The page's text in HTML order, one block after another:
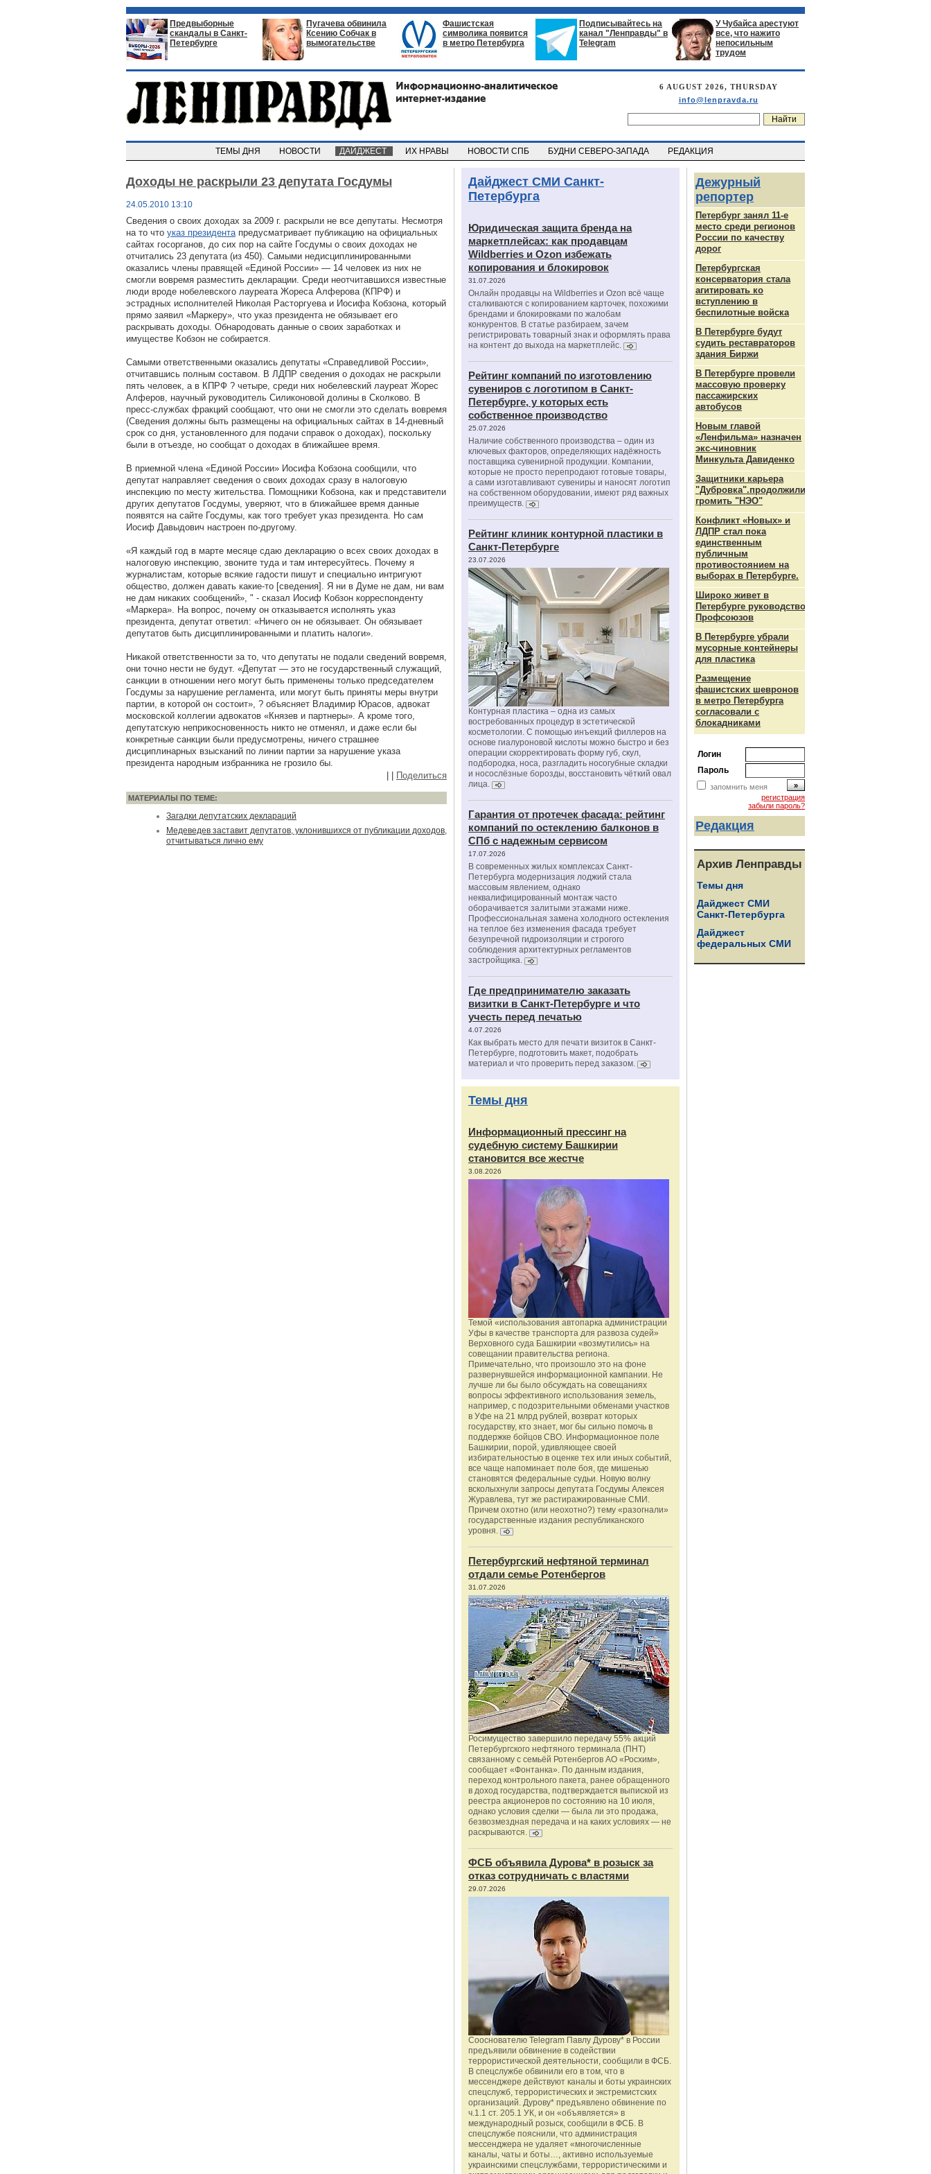
Предвыборные
скандалы в Санкт-
Петербурге
Пугачева обвинила
Ксению Собчак в
вымогательстве
Фашистская
символика появится
в метро Петербурга
Подписывайтесь на
канал "Ленправды" в
Telegram
У Чубайса арестуют
все, что нажито
непосильным
трудом
6 AUGUST 2026, THURSDAY
info@lenpravda.ru
ТЕМЫ ДНЯ НОВОСТИ ДАЙДЖЕСТ ИХ НРАВЫ НОВОСТИ СПБ БУДНИ СЕВЕРО-ЗАПАДА РЕДАКЦИЯ
Доходы не раскрыли 23 депутата Госдумы
24.05.2010 13:10
Сведения о своих доходах за 2009 г. раскрыли не все депутаты. Несмотря
на то что указ президентапредусматривает публикацию на официальных
сайтах госорганов, до сих пор на сайте Госдумы о своих доходах не
отчитались 23 депутата (из 450). Самыми недисциплинированными
оказались члены правящей «Единой России» — 14 человек из них не
смогли вовремя разместить декларации. Среди неотчитавшихся известные
люди вроде нобелевского лауреата Жореса Алферова (КПРФ) и
эстрадных исполнителей Николая Расторгуева и Иосифа Кобзона, который
прямо заявил «Маркеру», что указ президента не обязывает его
раскрывать доходы. Обнародовать данные о своих заработках и
имуществе Кобзон не собирается.
Самыми ответственными оказались депутаты «Справедливой России»,
отчитавшись полным составом. В ЛДПР сведения о доходах не раскрыли
пять человек, а в КПРФ ? четыре, среди них нобелевский лауреат Жорес
Алферов, научный руководитель Силиконовой долины в Сколково. В
пресс-службах фракций сообщают, что они не смогли это сделать вовремя
(Сведения должны быть размещены на официальных сайтах в 14-дневный
срок со дня, установленного для подачи справок о доходах), поскольку
были в отъезде, но сообщат о доходах в ближайшее время.
В приемной члена «Единой России» Иосифа Кобзона сообщили, что
депутат направляет сведения о своих доходах сразу в налоговую
инспекцию по месту жительства. Помощники Кобзона, как и представители
других депутатов Госдумы, уверяют, что в ближайшее время данные
появятся на сайте Госдумы, как того требует указ президента. Но сам
Иосиф Давыдович настроен по-другому.
«Я каждый год в марте месяце сдаю декларацию о всех своих доходах в
налоговую инспекцию, звоните туда и там интересуйтесь. Почему я
журналистам, которые всякие гадости пишут и специально интригуют
общество, должен давать какие-то [сведения]. Я ни в Думе не дам, ни вам
не дам никаких сообщений», " - сказал Иосиф Кобзон корреспонденту
«Маркера». На вопрос, почему он отказывается исполнять указ
президента, депутат ответил: «Ничего он не обязывает. Он обязывает
депутатов быть дисциплинированными и платить налоги».
Никакой ответственности за то, что депутаты не подали сведений вовремя,
они точно нести не будут. «Депутат — это не государственный служащий,
санкции в отношении него могут быть применены только председателем
Госдумы за нарушение регламента, или могут быть приняты меры внутри
партии, в которой он состоит», ? объясняет Владимир Юрасов, адвокат
московской коллегии адвокатов «Князев и партнеры». А кроме того,
депутатскую неприкосновенность никто не отменял, и даже если бы
конкретные санкции были предусмотрены, ничего страшнее
дисциплинарных взысканий по линии партии за нарушение указа
президента народным избранника не грозило бы.
Поделиться
МАТЕРИАЛЫ ПО ТЕМЕ:
Загадки депутатских деклараций
Медеведев заставит депутатов, уклонившихся от публикации доходов,
отчитываться лично ему
Дайджест СМИ Санкт-
Петербурга
Юридическая защита бренда на
маркетплейсах: как продавцам
Wildberries и Ozon избежать
копирования и блокировок
31.07.2026
Онлайн продавцы на Wildberries и Ozon всё чаще
сталкиваются с копированием карточек, похожими
брендами и блокировками по жалобам
конкурентов. В статье разбираем, зачем
регистрировать товарный знак и оформлять права
на контент до выхода на маркетплейс.
Рейтинг компаний по изготовлению
сувениров с логотипом в Санкт-
Петербурге, у которых есть
собственное производство
25.07.2026
Наличие собственного производства – один из
ключевых факторов, определяющих надёжность
поставщика сувенирной продукции. Компании,
которые не просто перепродают готовые товары,
а сами изготавливают сувениры и наносят логотип
на собственном оборудовании, имеют ряд важных
преимуществ.
Рейтинг клиник контурной пластики в
Санкт-Петербурге
23.07.2026
Контурная пластика – одна из самых
востребованных процедур в эстетической
косметологии. С помощью инъекций филлеров на
основе гиалуроновой кислоты можно быстро и без
операции скорректировать форму губ, скул,
подбородка, носа, разгладить носогубные складки
и носослёзные борозды, восстановить чёткий овал
лица.
Гарантия от протечек фасада: рейтинг
компаний по остеклению балконов в
СПб с надежным сервисом
17.07.2026
В современных жилых комплексах Санкт-
Петербурга модернизация лоджий стала
массовым явлением, однако
неквалифицированный монтаж часто
оборачивается залитыми этажами ниже.
Профессиональная замена холодного остекления
на теплое без изменения фасада требует
безупречной гидроизоляции и строгого
соблюдения архитектурных регламентов
застройщика.
Где предпринимателю заказать
визитки в Санкт-Петербурге и что
учесть перед печатью
4.07.2026
Как выбрать место для печати визиток в Санкт-
Петербурге, подготовить макет, подобрать
материал и что проверить перед заказом.
Темы дня
Информационный прессинг на
судебную систему Башкирии
становится все жестче
3.08.2026
Темой «использования автопарка администрации
Уфы в качестве транспорта для развоза судей»
Верховного суда Башкирии «возмутились» на
совещании правительства региона.
Примечательно, что произошло это на фоне
развернувшейся информационной кампании. Не
лучше ли бы было обсуждать на совещаниях
вопросы эффективного использования земель,
например, с подозрительными обменами участков
в Уфе на 21 млрд рублей, возврат которых
государству, кто знает, мог бы сильно помочь в
поддержке бойцов СВО. Информационное поле
Башкирии, порой, удивляющее своей
избирательностью в оценке тех или иных событий,
все чаще напоминает поле боя, где мишенью
становятся федеральные судьи. Новую волну
всколыхнули запросы депутата Госдумы Алексея
Журавлева, тут же растиражированные СМИ.
Причем охотно (или неохотно?) тему «разогнали»
государственные издания республиканского
уровня.
Петербургский нефтяной терминал
отдали семье Ротенбергов
31.07.2026
Росимущество завершило передачу 55% акций
Петербургского нефтяного терминала (ПНТ)
связанному с семьёй Ротенбергов АО «Росхим»,
сообщает «Фонтанка». По данным издания,
переход контрольного пакета, ранее обращенного
в доход государства, подтверждается выпиской из
реестра акционеров по состоянию на 10 июля,
однако условия сделки — была ли это продажа,
безвозмездная передача и на каких условиях — не
раскрываются.
ФСБ объявила Дурова* в розыск за
отказ сотрудничать с властями
29.07.2026
Сооснователю Telegram Павлу Дурову* в России
предъявили обвинение в содействии
террористической деятельности, сообщили в ФСБ.
В спецслужбе обвинили его в том, что в
мессенджере действуют каналы и боты украинских
спецслужб, террористических и экстремистских
организаций. Дурову* предъявлено обвинение по
ч.1.1 ст. 205.1 УК, и он «объявляется» в
международный розыск, сообщили в ФСБ. В
спецслужбе пояснили, что администрация
мессенджера не удаляет «многочисленные
каналы, чаты и боты…, активно используемые
украинскими спецслужбами, террористическими и
Дежурный
репортер
Петербург занял 11-е
место среди регионов
России по качеству
дорог
Петербургская
консерватория стала
агитировать ко
вступлению в
беспилотные войска
В Петербурге будут
судить реставраторов
здания Биржи
В Петербурге провели
массовую проверку
пассажирских
автобусов
Новым главой
«Ленфильма» назначен
экс-чиновник
Минкульта Давиденко
Защитники карьера
"Дубровка".продолжили
громить "НЭО"
Конфликт «Новых» и
ЛДПР стал пока
единственным
публичным
противостоянием на
выборах в Петербурге.
Широко живет в
Петербурге руководство
Профсоюзов
В Петербурге убрали
мусорные контейнеры
для пластика
Размещение
фашистских шевронов
в метро Петербурга
согласовали с
блокадниками
Логин
Пароль
запомнить меня
регистрация
забыли пароль?
Редакция
Архив Ленправды
Темы дня
Дайджест СМИ
Санкт-Петербурга
Дайджест
федеральных СМИ